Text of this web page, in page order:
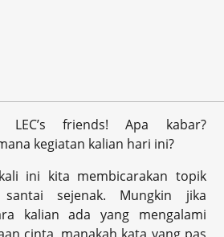
LEC’s friends! Apa kabar?
kegiatan kalian hari ini?
ini kita membicarakan topik
sejenak. Mungkin jika
kalian ada yang mengalami